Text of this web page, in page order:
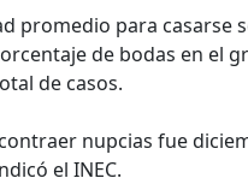
promedio para casarse
de bodas en el
de casos.
nupcias fue
el INEC.